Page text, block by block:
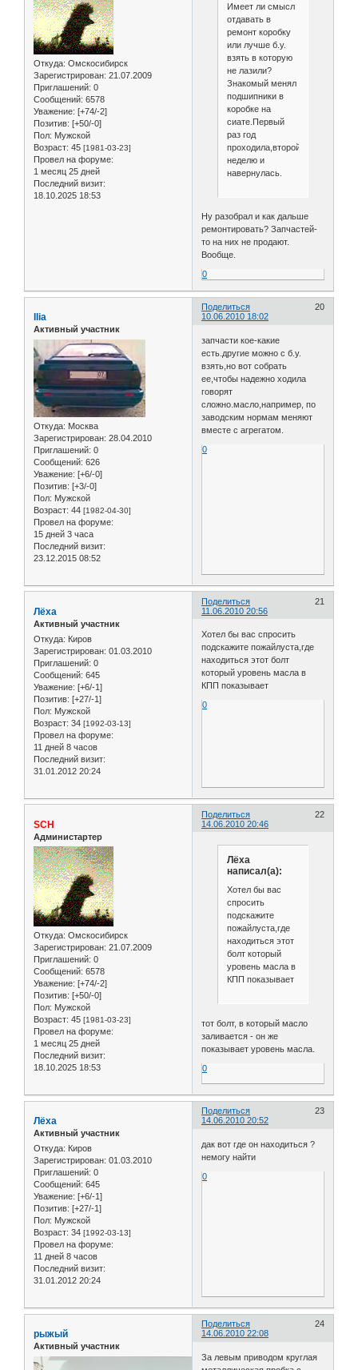
Откуда: Омскосибирск
Зарегистрирован: 21.07.2009
Приглашений: 0
Сообщений: 6578
Уважение: [+74/-2]
Позитив: [+50/-0]
Пол: Мужской
Возраст: 45 [1981-03-23]
Провел на форуме:
1 месяц 25 дней
Последний визит:
18.10.2025 18:53
Имеет ли смысл
отдавать в
ремонт коробку
или лучше б.у.
взять в которую
не лазили?
Знакомый менял
подшипники в
коробке на
сиате.Первый
раз год
проходила,второй
неделю и
навернулась.
Ну разобрал и как дальше
ремонтировать? Запчастей-
то на них не продают.
Вообще.
0
Поделиться
20
10.06.2010 18:02
Ilia
Активный участник
Откуда: Москва
Зарегистрирован: 28.04.2010
Приглашений: 0
Сообщений: 626
Уважение: [+6/-0]
Позитив: [+3/-0]
Пол: Мужской
Возраст: 44 [1982-04-30]
Провел на форуме:
15 дней 3 часа
Последний визит:
23.12.2015 08:52
запчасти кое-какие
есть.другие можно с б.у.
взять,но вот собрать
ее,чтобы надежно ходила
говорят
сложно.масло,например, по
заводским нормам меняют
вместе с агрегатом.
0
Поделиться
21
11.06.2010 20:56
Лёха
Активный участник
Откуда: Киров
Зарегистрирован: 01.03.2010
Приглашений: 0
Сообщений: 645
Уважение: [+6/-1]
Позитив: [+27/-1]
Пол: Мужской
Возраст: 34 [1992-03-13]
Провел на форуме:
11 дней 8 часов
Последний визит:
31.01.2012 20:24
Хотел бы вас спросить
подскажите пожайлуста,где
находиться этот болт
который уровень масла в
КПП показывает
0
Поделиться
22
14.06.2010 20:46
SCH
Администартер
Откуда: Омскосибирск
Зарегистрирован: 21.07.2009
Приглашений: 0
Сообщений: 6578
Уважение: [+74/-2]
Позитив: [+50/-0]
Пол: Мужской
Возраст: 45 [1981-03-23]
Провел на форуме:
1 месяц 25 дней
Последний визит:
18.10.2025 18:53
Лёха
написал(а):
Хотел бы вас
спросить
подскажите
пожайлуста,где
находиться этот
болт который
уровень масла в
КПП показывает
тот болт, в который масло
заливается - он же
показывает уровень масла.
0
Поделиться
23
14.06.2010 20:52
Лёха
Активный участник
Откуда: Киров
Зарегистрирован: 01.03.2010
Приглашений: 0
Сообщений: 645
Уважение: [+6/-1]
Позитив: [+27/-1]
Пол: Мужской
Возраст: 34 [1992-03-13]
Провел на форуме:
11 дней 8 часов
Последний визит:
31.01.2012 20:24
дак вот где он находиться ?
немогу найти
0
Поделиться
24
14.06.2010 22:08
рыжый
Активный участник
За левым приводом круглая